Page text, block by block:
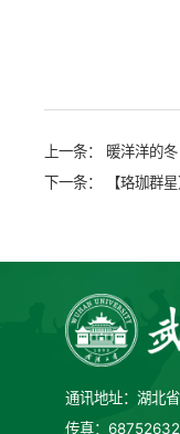
上一条：
暖洋洋的冬
下一条：
【珞珈群
通讯地址：湖北
传真：68752632